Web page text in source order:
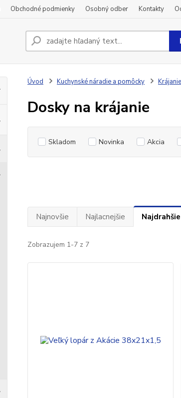
Obchodné podmienky Osobný odber Kontakty
Úvod Kuchynské náradie a pomôcky
Dosky na krájanie
Skladom Novinka Akcia
Najnovšie Najlacnejšie Najdrahšie
Zobrazujem 1-7 z 7